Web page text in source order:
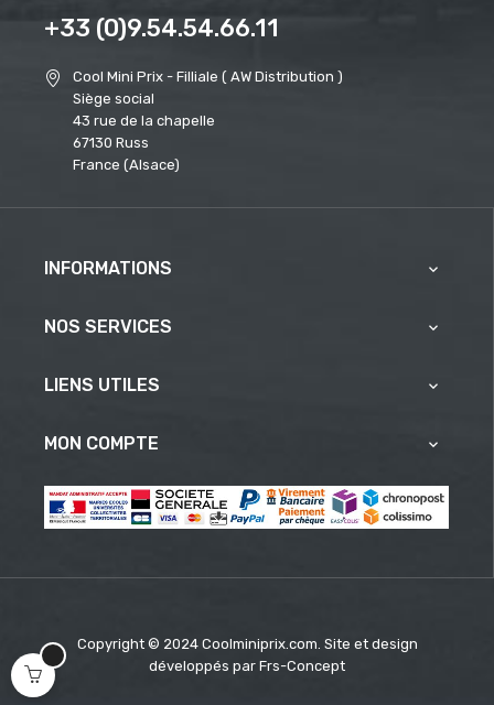
+33 (0)9.54.54.66.11
Cool Mini Prix - Filliale ( AW Distribution )
Siège social
43 rue de la chapelle
67130 Russ
France (Alsace)
INFORMATIONS 
NOS SERVICES 
LIENS UTILES 
MON COMPTE 
Copyright © 2024 Coolminiprix.com. Site et design
développés par Frs-Concept